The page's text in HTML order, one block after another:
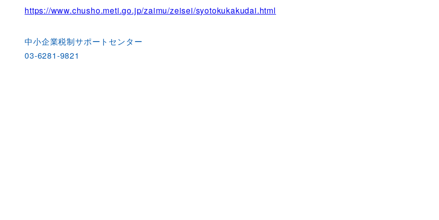
https://www.chusho.meti.go.jp/zaimu/zeisei/syotokukakudai.html
中小企業税制サポートセンター
03-6281-9821